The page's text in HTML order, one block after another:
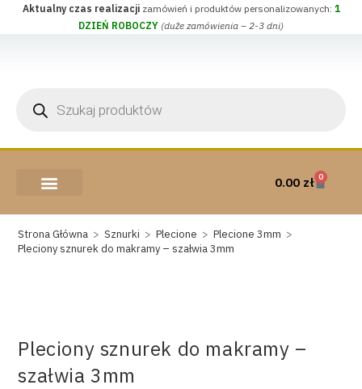
Aktualny czas realizacjizamówień i produktów personalizowanych: 1
DZIEŃ ROBOCZY (duże zamówienia – 2-3 dni)
0.00 zł 0
Strona Główna > Sznurki > Plecione > Plecione 3mm >
Pleciony sznurek do makramy – szałwia 3mm
Pleciony sznurek do makramy –
szałwia 3mm